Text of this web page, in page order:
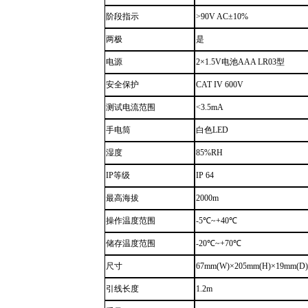
阶段指示 >90V AC±10%
两极 是
电源 2×1.5V电池AAA LR03型
安全保护 CAT IV 600V
测试电流范围 <3.5mA
手电筒 白色LED
湿度 85%RH
IP等级 IP 64
最高海拔 2000m
操作温度范围 -5℃~+40℃
储存温度范围 -20℃~+70℃
尺寸 67mm(W)×205mm(H)×19mm(D)
引线长度 1.2m